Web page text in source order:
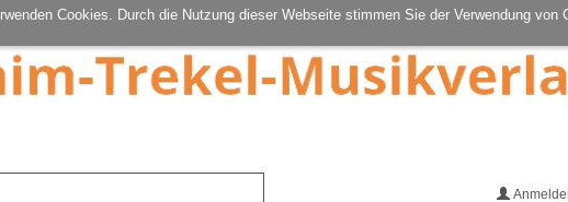
Cookies. Durch die Nutzung dieser Webseite stimmen Sie der Verwendung von